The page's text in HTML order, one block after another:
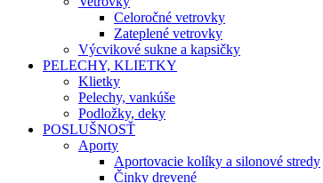
Celoročné vetrovky
Zateplené vetrovky
Výcvikové sukne a kapsičky
PELECHY, KLIETKY
Klietky
Pelechy, vankúše
Podložky, deky
POSLUŠNOSŤ
Aporty
Aportovacie kolíky a silonové stredy
Činky drevené